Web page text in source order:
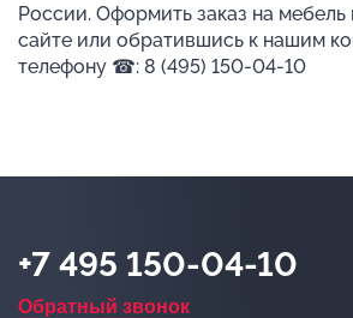
России. Оформить заказ на
сайте или обратившись к нашим
телефону ☎: 8 (495) 150-04-10
+7 495 150-04-10
Обратный звонок